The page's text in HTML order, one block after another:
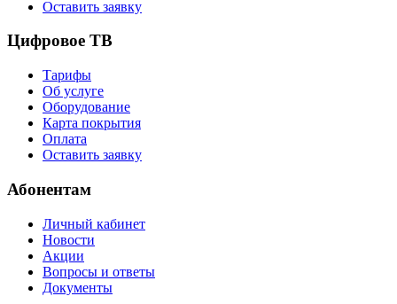
Оставить заявку
Цифровое ТВ
Тарифы
Об услуге
Оборудование
Карта покрытия
Оплата
Оставить заявку
Абонентам
Личный кабинет
Новости
Акции
Вопросы и ответы
Документы